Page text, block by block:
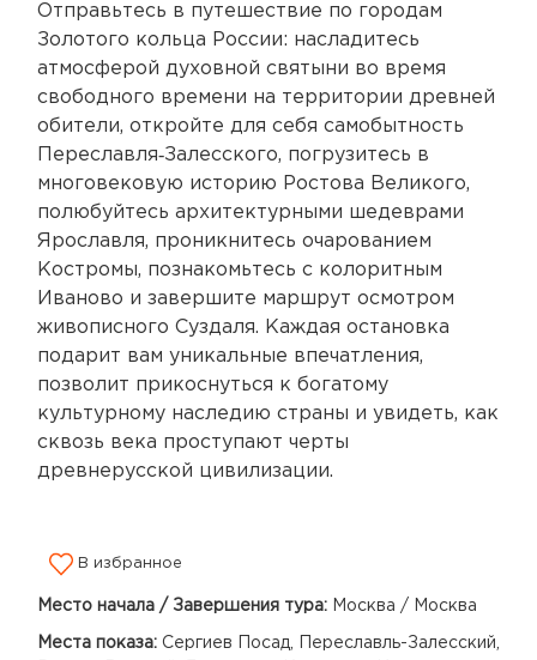
Отправьтесь в путешествие по городам
Золотого кольца России: насладитесь
атмосферой духовной святыни во время
свободного времени на территории древней
обители, откройте для себя самобытность
Переславля‑Залесского, погрузитесь в
многовековую историю Ростова Великого,
полюбуйтесь архитектурными шедеврами
Ярославля, проникнитесь очарованием
Костромы, познакомьтесь с колоритным
Иваново и завершите маршрут осмотром
живописного Суздаля. Каждая остановка
подарит вам уникальные впечатления,
позволит прикоснуться к богатому
культурному наследию страны и увидеть, как
сквозь века проступают черты
древнерусской цивилизации.
В избранное
Место начала / Завершения тура: Москва / Москва
Места показа: Сергиев Посад, Переславль-Залесский,